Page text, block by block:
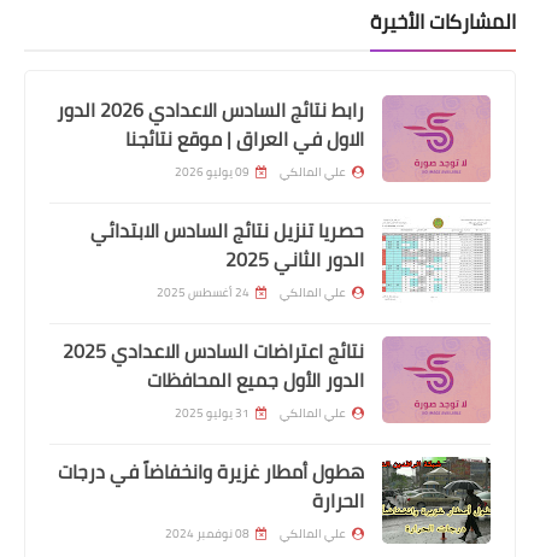
محافطة كربلاء الوجبة الثالثة
المعين المتفرغ
اسماء المشمولين باصدار الماستر كارد
محافطة بابل الوجبة الثانية
المشاركات الأخيرة
رابط نتائج السادس الاعدادي 2026 الدور
الاول في العراق | موقع نتائجنا
علي المالكي 09 يوليو 2026
حصريا تنزيل نتائج السادس الابتدائي
الدور الثاني 2025
علي المالكي 24 أغسطس 2025
نتائج اعتراضات السادس الاعدادي 2025
الدور الأول جميع المحافظات
علي المالكي 31 يوليو 2025
هطول أمطار غزيرة وانخفاضاً في درجات
الحرارة
علي المالكي 08 نوفمبر 2024